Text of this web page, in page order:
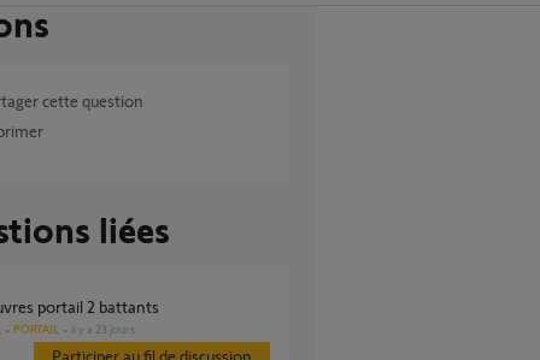
cette question
liées
portail 2 battants
PORTAIL il y a 23 jours
Participer au fil de discussion